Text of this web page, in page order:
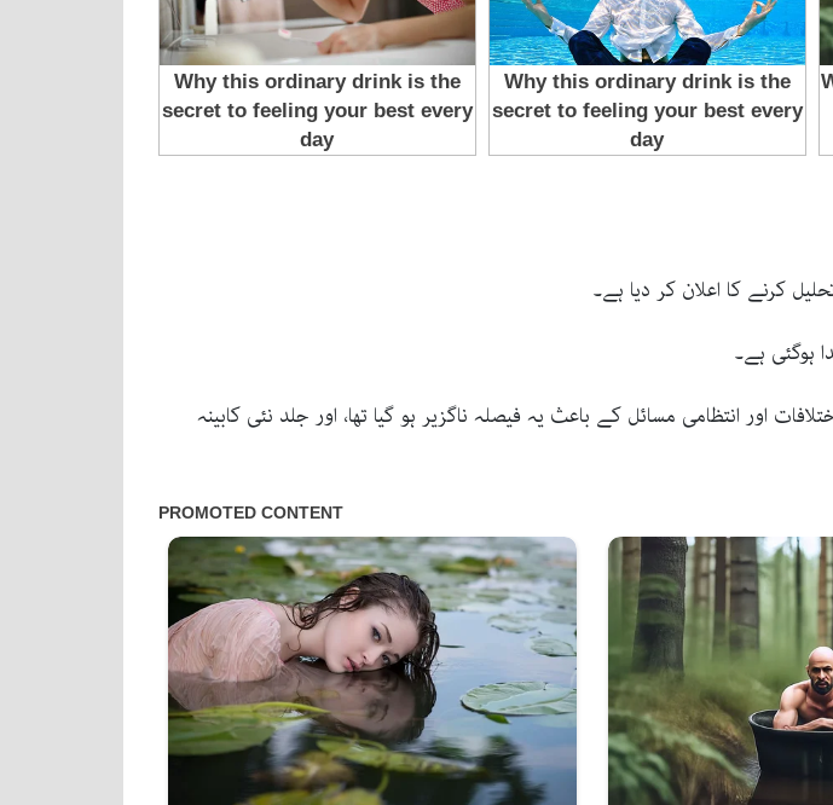
کرنے کا اعلان کر دیا ہے۔
ہوگئی ہے۔
اور انتظامی مسائل کے باعث یہ فیصلہ ناگزیر ہو گیا تھا، اور جلد نئی کابینہ